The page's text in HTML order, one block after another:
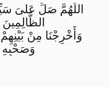
اللَّهُمَّ صَلِّ عَلىَ
وَأَخْرِجْنَا مِنْ
وَصَحْبِهِ